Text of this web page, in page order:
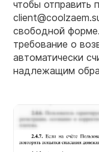
чтобы отправить
свободной
требование о
автоматически
надлежащим